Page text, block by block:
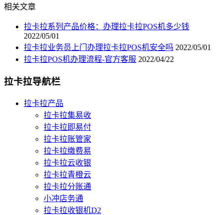
相关文章
拉卡拉系列产品价格：办理拉卡拉POS机多少钱
2022/05/01
拉卡拉业务员上门办理拉卡拉POS机安全吗 2022/05/01
拉卡拉POS机办理流程-官方客服 2022/04/22
拉卡拉导航栏
拉卡拉产品
拉卡拉集易收
拉卡拉即易付
拉卡拉账管家
拉卡拉缴费易
拉卡拉云收银
拉卡拉青橙云
拉卡拉分账通
小冲店务通
拉卡拉收银机D2